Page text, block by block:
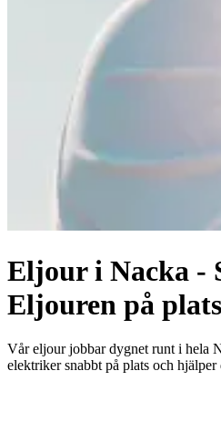
Eljour i Nacka -
Eljouren på
Vår eljour jobbar dygnet runt i hela
elektriker snabbt på plats och hjälper